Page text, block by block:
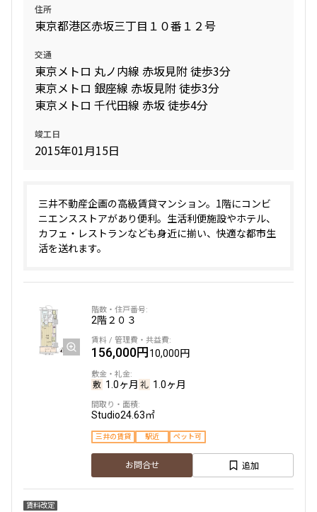
管理費/共益費含む
礼金なし
敷金なし
礼金１ヶ月以下
フリーレント付き
間取り
1R〜1K
2LDK
専有面積
指定なし
1年以内
3年以内
5年以内
10年以内
30年以内
1分以内
5分以内
住所
東京都港区赤坂三丁目１０番１２号
交通
東京メトロ 丸ノ内線 赤坂見附 徒歩3分
東京メトロ 銀座線 赤坂見附 徒歩3分
東京メトロ 千代田線 赤坂 徒歩4分
竣工日
2015年01月15日
三井不動産企画の高級賃貸マンション。1階にコンビ
ニエンスストアがあり便利。生活利便施設やホテル、
カフェ・レストランなども身近に揃い、快適な都市生
活を送れます。
2階２０３
156,000円10,000円
1.0ヶ月 1.0ヶ月
Studio24.63㎡
三井の賃貸 駅近 ペット可
お問合せ 追加
賃料改定